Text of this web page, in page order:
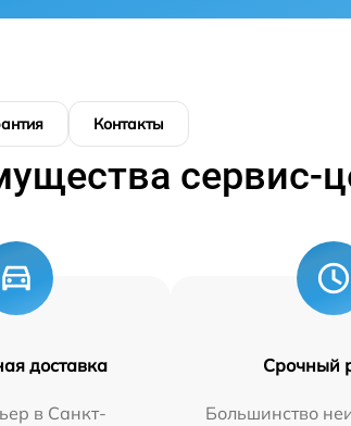
Контакты
сервис-
доставка
в Санкт-
Срочный
Большинство